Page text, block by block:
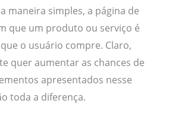
maneira simples, a página de
que um produto ou serviço é
o usuário compre. Claro,
quer aumentar as chances de
apresentados nesse
toda a diferença.